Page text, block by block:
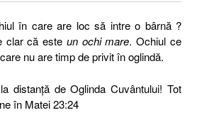
în care are loc să intre o bârnă ?
clar că este un ochi mare. Ochiul ce
nu are timp de privit în oglindă.
distanţă de Oglinda Cuvântului! Tot
în Matei 23:24